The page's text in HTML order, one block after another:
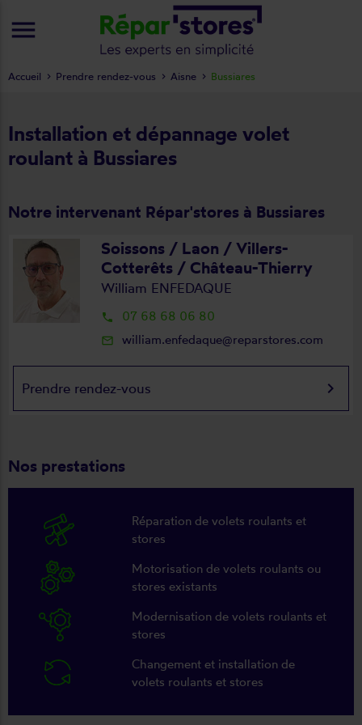
Installation et dépannage volet
roulant à Bussiares
Notre intervenant Répar'stores à Bussiares
Soissons / Laon / Villers-
Cotterêts / Château-Thierry
William ENFEDAQUE
local_phone 07 68 68 06 80
mail_outline william.enfedaque@reparstores.com
Prendre rendez-vous keyboard_arrow_right
Nos prestations
Réparation de volets roulants et
stores
Motorisation de volets roulants ou
stores existants
Modernisation de volets roulants et
stores
Changement et installation de
volets roulants et stores
Accueil Prendre rendez-vous Aisne Bussiares
menu